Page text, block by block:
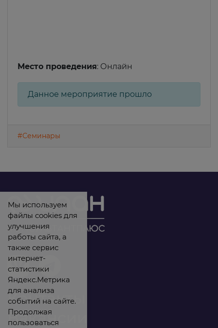
Место проведения: Онлайн
Данное мероприятие прошло
#Семинары
Контакты
Вакансии
Мы используем
файлы cookies для
улучшения
работы сайта, а
также сервис
интернет-
статистики
Яндекс.Метрика
для анализа
событий на сайте.
Продолжая
пользоваться